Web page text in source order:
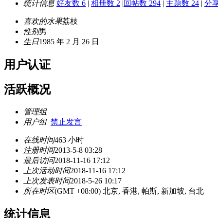
统计信息 好友数 6 | 相册数 2 |回帖数 294 | 主题数 24 | 分
喜欢的水果荔枝
性别男
生日1985 年 2 月 26 日
用户认证
活跃概况
管理组
用户组 禁止发言
在线时间463 小时
注册时间2013-5-8 03:28
最后访问2018-11-16 17:12
上次活动时间2018-11-16 17:12
上次发表时间2018-5-26 10:17
所在时区(GMT +08:00) 北京, 香港, 帕斯, 新加坡, 台北
统计信息